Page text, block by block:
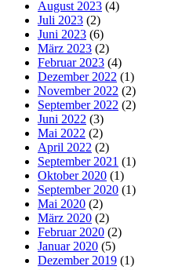
August 2023 (4)
Juli 2023 (2)
Juni 2023 (6)
März 2023 (2)
Februar 2023 (4)
Dezember 2022 (1)
November 2022 (2)
September 2022 (2)
Juni 2022 (3)
Mai 2022 (2)
April 2022 (2)
September 2021 (1)
Oktober 2020 (1)
September 2020 (1)
Mai 2020 (2)
März 2020 (2)
Februar 2020 (2)
Januar 2020 (5)
Dezember 2019 (1)